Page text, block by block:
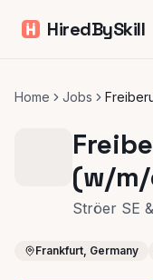
HiredBySkill
Home Jobs
(w/
Ströer SE
Frankfurt, Germany